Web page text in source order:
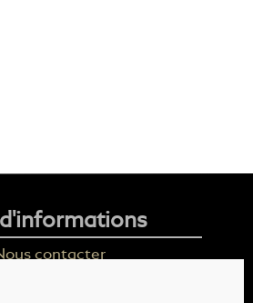
d'informations
contacter